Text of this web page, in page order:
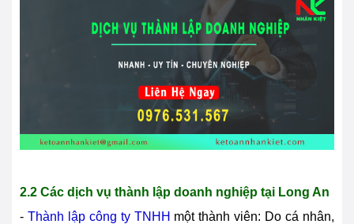
2.2 Các dịch vụ thành lập doanh nghiệp tại Long An
- Thành lập công ty TNHH một thành viên: Do cá nhân,